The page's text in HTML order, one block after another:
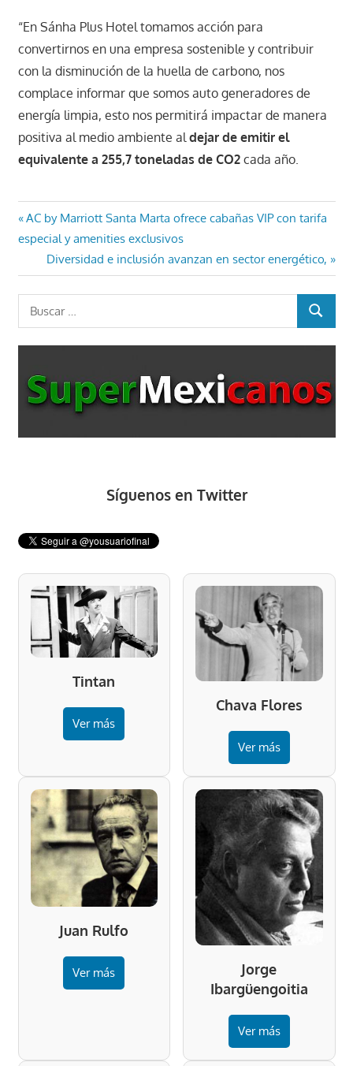
“En Sánha Plus Hotel tomamos acción para
convertirnos en una empresa sostenible y contribuir
con la disminución de la huella de carbono, nos
complace informar que somos auto generadores de
energía limpia, esto nos permitirá impactar de manera
positiva al medio ambiente aldejar de emitir el
equivalente a 255,7 toneladas de CO2cada año.
Navegación
de
entradas
Entrada
anterior:
AC by Marriott Santa Marta ofrece cabañas VIP con tarifa
especial y amenities exclusivos
Entrada
siguiente:
Diversidad e inclusión avanzan en sector energético,
BUSCAR
Síguenos en Twitter
Tintan
Ver más
Chava Flores
Ver más
Juan Rulfo
Ver más
Jorge
Ibargüengoitia
Ver más